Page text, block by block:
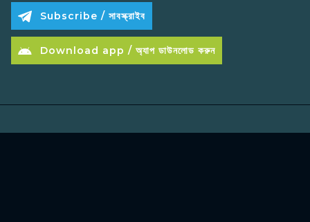
Subscribe / সাবস্ক্রাইব
Download app / অ্যাপ ডাউনলোড করুন